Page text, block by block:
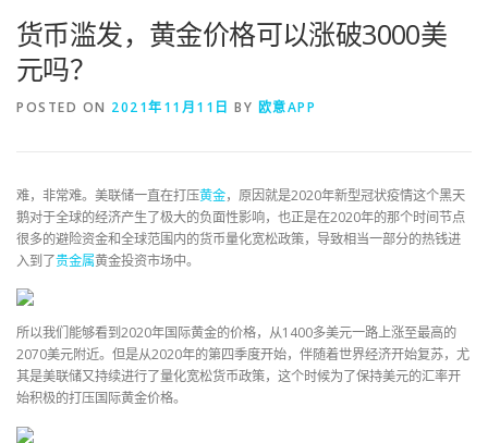
货币滥发，黄金价格可以涨破3000美
元吗？
POSTED ON 2021年11月11日 BY 欧意APP
难，非常难。美联储一直在打压黄金，原因就是2020年新型冠状疫情这个黑天
鹅对于全球的经济产生了极大的负面性影响，也正是在2020年的那个时间节点
很多的避险资金和全球范围内的货币量化宽松政策，导致相当一部分的热钱进
入到了贵金属黄金投资市场中。
所以我们能够看到2020年国际黄金的价格，从1400多美元一路上涨至最高的
2070美元附近。但是从2020年的第四季度开始，伴随着世界经济开始复苏，尤
其是美联储又持续进行了量化宽松货币政策，这个时候为了保持美元的汇率开
始积极的打压国际黄金价格。